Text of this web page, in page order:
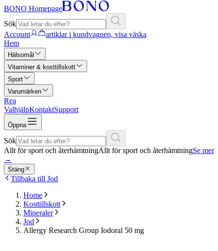
BONO Homepage
Sök
Account
artiklar i kundvagnen, visa väska
Hem
Hälsomål
Vitaminer & kosttillskott
Sport
Varumärken
Rea
ValhjälpKontaktSupport
Öppna
Sök
Allt för sport och återhämtningAllt för sport och återhämtningSe mer
→
Stäng
Tillbaka till Jod
Home
Kosttillskott
Mineraler
Jod
Allergy Research Group Iodoral 50 mg